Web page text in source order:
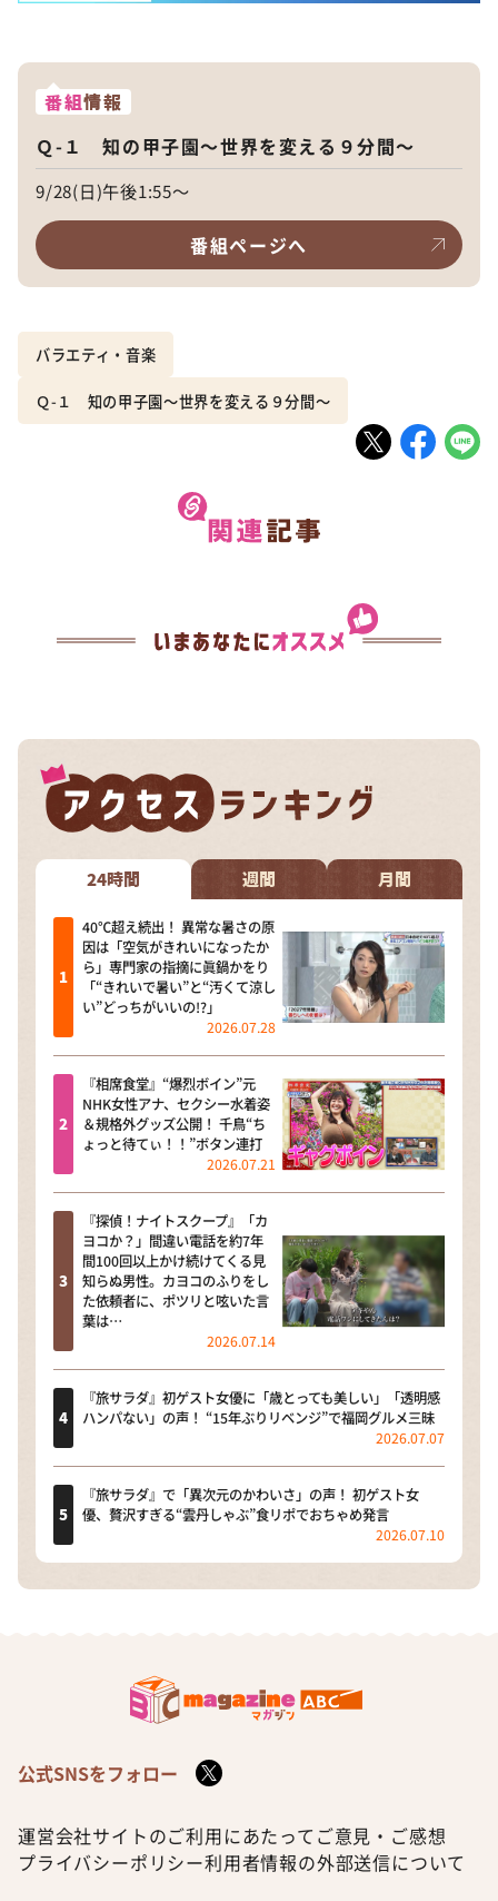
番組情報
Ｑ-１ 知の甲子園～世界を変える９分間～
9/28(日)午後1:55～
番組ページへ
バラエティ・音楽
Ｑ-１ 知の甲子園～世界を変える９分間～
24時間 週間 月間
40℃超え続出！ 異常な暑さの原
因は「空気がきれいになったか
ら」専門家の指摘に眞鍋かをり
「“きれいで暑い”と“汚くて涼し
い”どっちがいいの!?」
2026.07.28
『相席食堂』“爆烈ボイン”元
NHK女性アナ、セクシー水着姿
＆規格外グッズ公開！ 千鳥“ち
ょっと待てぃ！！”ボタン連打
2026.07.21
『探偵！ナイトスクープ』「カ
ヨコか？」間違い電話を約7年
間100回以上かけ続けてくる見
知らぬ男性。カヨコのふりをし
た依頼者に、ポツリと呟いた言
葉は…
2026.07.14
『旅サラダ』初ゲスト女優に「歳とっても美しい」「透明感
ハンパない」の声！ “15年ぶりリベンジ”で福岡グルメ三昧
2026.07.07
『旅サラダ』で「異次元のかわいさ」の声！ 初ゲスト女
優、贅沢すぎる“雲丹しゃぶ”食リポでおちゃめ発言
2026.07.10
公式SNSをフォロー
運営会社サイトのご利用にあたって ご意見・ご感想
プライバシーポリシー利用者情報の外部送信について